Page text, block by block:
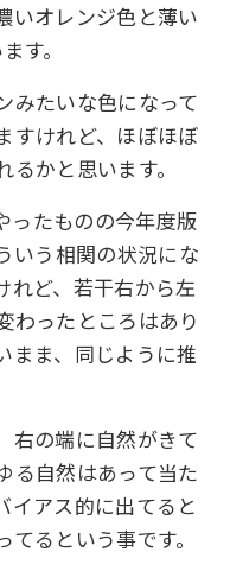
いオレンジ色と薄い
す。
みたいな色になって
すけれど、ほぼほぼ
かと思います。
ったものの今年度版
いう相関の状況にな
れど、若干右から左
わったところはあり
まま、同じように推
右の端に自然がきて
る自然はあって当た
イアス的に出てると
るという事です。